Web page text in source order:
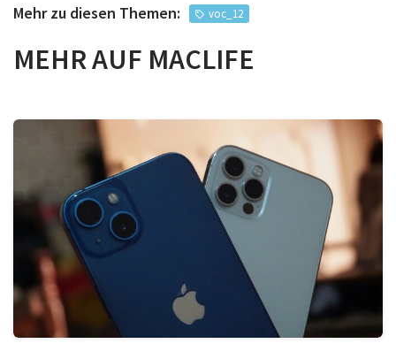
Mehr zu diesen Themen: voc_12
MEHR AUF MACLIFE